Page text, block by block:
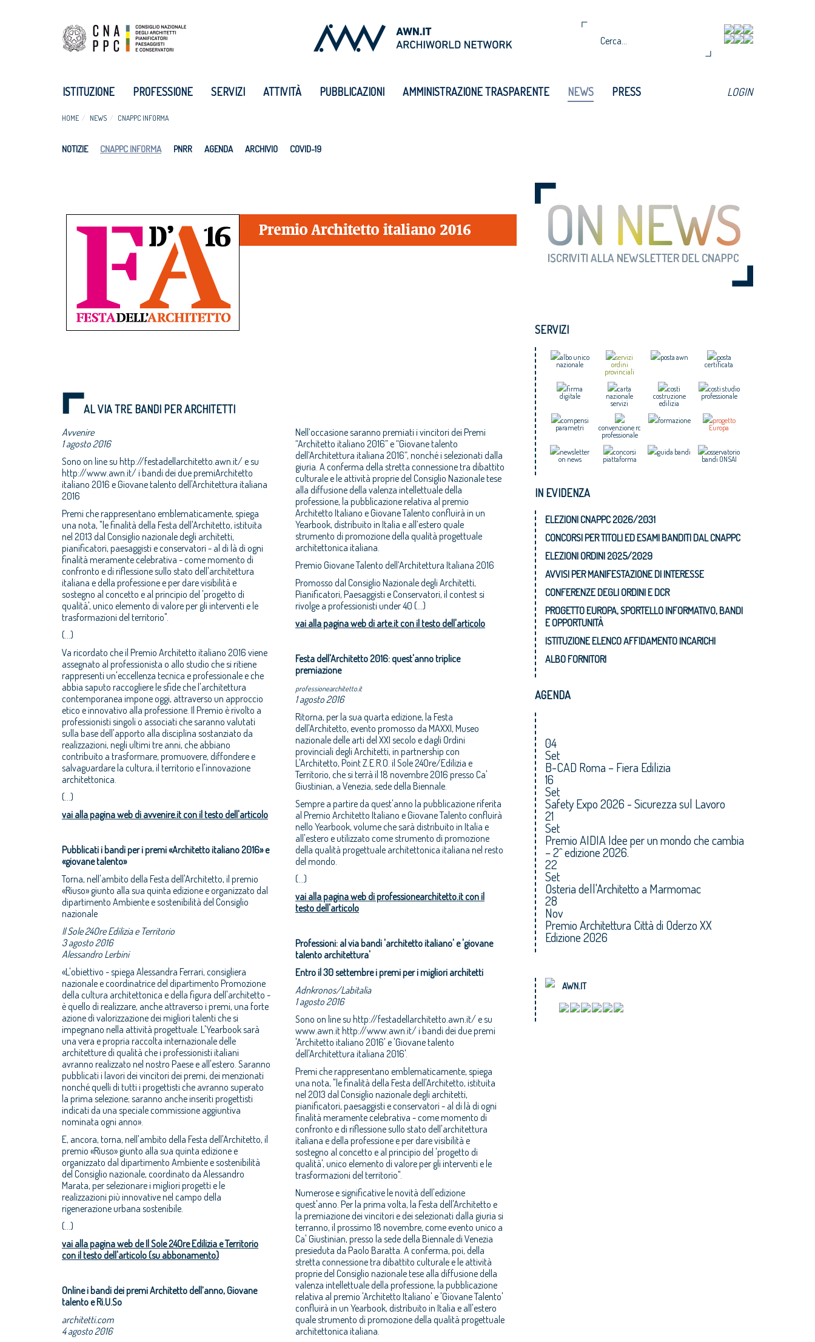
ISTITUZIONE PROFESSIONE SERVIZI ATTIVITÀ PUBBLICAZIONI AMMINISTRAZIONE TRASPARENTE NEWS PRESS LOGIN
HOME NEWS CNAPPC INFORMA
NOTIZIE CNAPPC INFORMA PNRR AGENDA ARCHIVIO COVID-19
AL VIA TRE BANDI PER ARCHITETTI
Avvenire
1 agosto 2016
Sono on line su http://festadellarchitetto.awn.it/ e su
http://www.awn.it/ i bandi dei due premiArchitetto
italiano 2016 e Giovane talento dell'Architettura italiana
2016
Premi che rappresentano emblematicamente, spiega
una nota, "le finalità della Festa dell'Architetto, istituita
nel 2013 dal Consiglio nazionale degli architetti,
pianificatori, paesaggisti e conservatori - al di là di ogni
finalità meramente celebrativa - come momento di
confronto e di riflessione sullo stato dell'architettura
italiana e della professione e per dare visibilità e
sostegno al concetto e al principio del 'progetto di
qualità', unico elemento di valore per gli interventi e le
trasformazioni del territorio".
(...)
Va ricordato che il Premio Architetto italiano 2016 viene
assegnato al professionista o allo studio che si ritiene
rappresenti un'eccellenza tecnica e professionale e che
abbia saputo raccogliere le sfide che l'architettura
contemporanea impone oggi, attraverso un approccio
etico e innovativo alla professione. Il Premio è rivolto a
professionisti singoli o associati che saranno valutati
sulla base dell'apporto alla disciplina sostanziato da
realizzazioni, negli ultimi tre anni, che abbiano
contribuito a trasformare, promuovere, diffondere e
salvaguardare la cultura, il territorio e l'innovazione
architettonica.
(...)
vai alla pagina web di avvenire.it con il testo dell'articolo
Pubblicati i bandi per i premi «Architetto italiano 2016» e
«giovane talento»
Torna, nell'ambito della Festa dell'Architetto, il premio
«Riuso» giunto alla sua quinta edizione e organizzato dal
dipartimento Ambiente e sostenibilità del Consiglio
nazionale
Il Sole 24Ore Edilizia e Territorio
3 agosto 2016
Alessandro Lerbini
«L'obiettivo - spiega Alessandra Ferrari, consigliera
nazionale e coordinatrice del dipartimento Promozione
della cultura architettonica e della figura dell'architetto -
è quello di realizzare, anche attraverso i premi, una forte
azione di valorizzazione dei migliori talenti che si
impegnano nella attività progettuale. L'Yearbook sarà
una vera e propria raccolta internazionale delle
architetture di qualità che i professionisti italiani
avranno realizzato nel nostro Paese e all'estero. Saranno
pubblicati i lavori dei vincitori dei premi, dei menzionati
nonché quelli di tutti i progettisti che avranno superato
la prima selezione; saranno anche inseriti progettisti
indicati da una speciale commissione aggiuntiva
nominata ogni anno».
E, ancora, torna, nell'ambito della Festa dell'Architetto, il
premio «Riuso» giunto alla sua quinta edizione e
organizzato dal dipartimento Ambiente e sostenibilità
del Consiglio nazionale, coordinato da Alessandro
Marata, per selezionare i migliori progetti e le
realizzazioni più innovative nel campo della
rigenerazione urbana sostenibile.
(...)
vai alla pagina web de Il Sole 24Ore Edilizia e Territorio
con il testo dell'articolo (su abbonamento)
Online i bandi dei premi Architetto dell’anno, Giovane
talento e Ri.U.So
architetti.com
4 agosto 2016
Nell’occasione saranno premiati i vincitori dei Premi
“Architetto italiano 2016” e “Giovane talento
dell’Architettura italiana 2016”, nonché i selezionati dalla
giuria. A conferma della stretta connessione tra dibattito
culturale e le attività proprie del Consiglio Nazionale tese
alla diffusione della valenza intellettuale della
professione, la pubblicazione relativa al premio
Architetto Italiano e Giovane Talento confluirà in un
Yearbook, distribuito in Italia e all’estero quale
strumento di promozione della qualità progettuale
architettonica italiana.
Premio Giovane Talento dell’Architettura Italiana 2016
Promosso dal Consiglio Nazionale degli Architetti,
Pianificatori, Paesaggisti e Conservatori, il contest si
rivolge a professionisti under 40 (...)
vai alla pagina web di arte.it con il testo dell'articolo
Festa dell'Architetto 2016: quest'anno triplice
premiazione
professionearchitetto.it
1 agosto 2016
Ritorna, per la sua quarta edizione, la Festa
dell'Architetto, evento promosso da MAXXI, Museo
nazionale delle arti del XXI secolo e dagli Ordini
provinciali degli Architetti, in partnership con
L'Architetto, Point Z.E.R.O. il Sole 24Ore/Edilizia e
Territorio, che si terrà il 18 novembre 2016 presso Ca'
Giustinian, a Venezia, sede della Biennale.
Sempre a partire da quest'anno la pubblicazione riferita
al Premio Architetto Italiano e Giovane Talento confluirà
nello Yearbook, volume che sarà distribuito in Italia e
all'estero e utilizzato come strumento di promozione
della qualità progettuale architettonica italiana nel resto
del mondo.
(...)
vai alla pagina web di professionearchitetto.it con il
testo dell'articolo
Professioni: al via bandi 'architetto italiano' e 'giovane
talento architettura'
Entro il 30 settembre i premi per i migliori architetti
Adnkronos/Labitalia
1 agosto 2016
Sono on line su http://festadellarchitetto.awn.it/ e su
www.awn.it http://www.awn.it/ i bandi dei due premi
'Architetto italiano 2016' e 'Giovane talento
dell'Architettura italiana 2016'.
Premi che rappresentano emblematicamente, spiega
una nota, "le finalità della Festa dell'Architetto, istituita
nel 2013 dal Consiglio nazionale degli architetti,
pianificatori, paesaggisti e conservatori - al di là di ogni
finalità meramente celebrativa - come momento di
confronto e di riflessione sullo stato dell'architettura
italiana e della professione e per dare visibilità e
sostegno al concetto e al principio del 'progetto di
qualità', unico elemento di valore per gli interventi e le
trasformazioni del territorio".
Numerose e significative le novità dell'edizione
quest'anno. Per la prima volta, la Festa dell'Architetto e
la premiazione dei vincitori e dei selezionati dalla giuria si
terranno, il prossimo 18 novembre, come evento unico a
Ca' Giustinian, presso la sede della Biennale di Venezia
presieduta da Paolo Baratta. A conferma, poi, della
stretta connessione tra dibattito culturale e le attività
proprie del Consiglio nazionale tese alla diffusione della
valenza intellettuale della professione, la pubblicazione
relativa al premio 'Architetto Italiano' e 'Giovane Talento'
confluirà in un Yearbook, distribuito in Italia e all'estero
quale strumento di promozione della qualità progettuale
architettonica italiana.
SERVIZI
albo unico
nazionale
servizi
ordini
provinciali
posta awn
posta
certificata
firma
digitale
carta
nazionale
servizi
costi
costruzione
edilizia
costi studio
professionale
compensi
parametri
convenzione rc
professionale
formazione
progetto
Europa
newsletter
on news
concorsi
piattaforma
guida bandi
osservatorio
bandi ONSAI
IN EVIDENZA
ELEZIONI CNAPPC 2026/2031
CONCORSI PER TITOLI ED ESAMI BANDITI DAL CNAPPC
ELEZIONI ORDINI 2025/2029
AVVISI PER MANIFESTAZIONE DI INTERESSE
CONFERENZE DEGLI ORDINI E DCR
PROGETTO EUROPA, SPORTELLO INFORMATIVO, BANDI
E OPPORTUNITÀ
ISTITUZIONE ELENCO AFFIDAMENTO INCARICHI
ALBO FORNITORI
AGENDA
04
Set
B-CAD Roma – Fiera Edilizia
16
Set
Safety Expo 2026 - Sicurezza sul Lavoro
21
Set
Premio AIDIA Idee per un mondo che cambia
– 2^ edizione 2026.
22
Set
Osteria dell'Architetto a Marmomac
28
Nov
Premio Architettura Città di Oderzo XX
Edizione 2026
AWN.IT